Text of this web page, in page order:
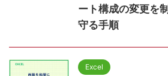
ート構成の変更を
守る手順
Excel